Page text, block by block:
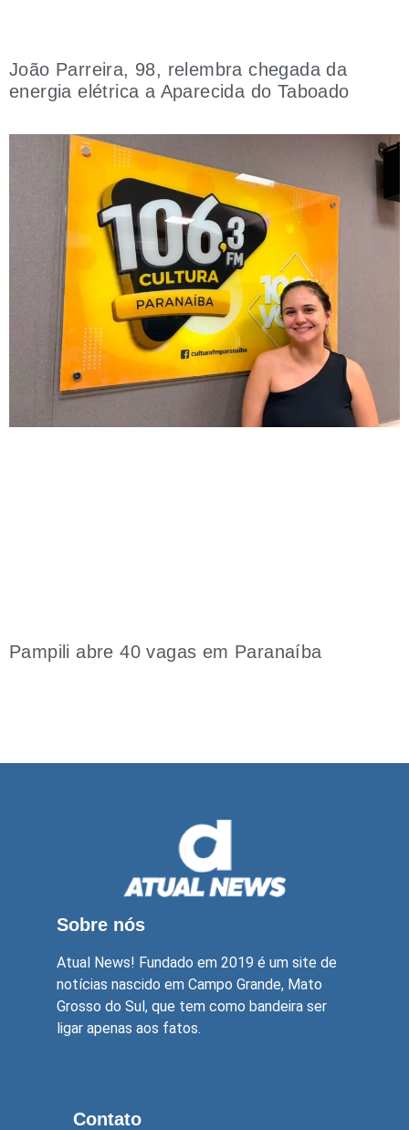
João Parreira, 98, relembra chegada da
energia elétrica a Aparecida do Taboado
Pampili abre 40 vagas em Paranaíba
Sobre nós
Atual News! Fundado em 2019 é um site de
notícias nascido em Campo Grande, Mato
Grosso do Sul, que tem como bandeira ser
ligar apenas aos fatos.
Contato